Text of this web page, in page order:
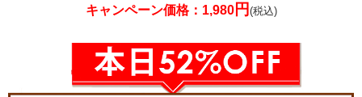
キャンペーン価格：1,980円 (税込)